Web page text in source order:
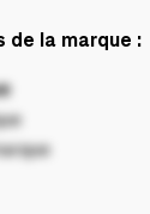
de la marque :